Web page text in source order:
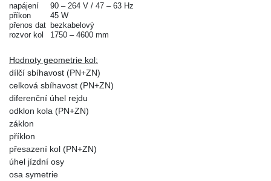
napájení
příkon
přenos dat
rozvor kol
90 – 264 V / 47 – 63 Hz
45 W
bezkabelový
1750 – 4600 mm
Hodnoty geometrie kol:
dílčí sbíhavost (PN+ZN)
celková sbíhavost (PN+ZN)
diferenční úhel rejdu
odklon kola (PN+ZN)
záklon
příklon
přesazení kol (PN+ZN)
úhel jízdní osy
osa symetrie